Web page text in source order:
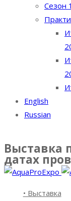
Сезон
English
Russian
Выставка
датах
• Выставка